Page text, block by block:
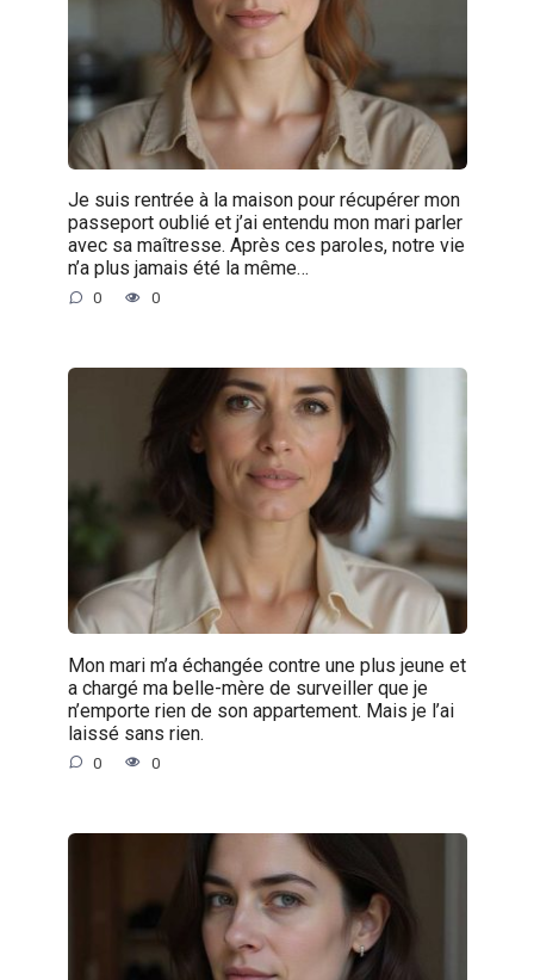
Je suis rentrée à la maison pour récupérer mon
passeport oublié et j’ai entendu mon mari parler
avec sa maîtresse. Après ces paroles, notre vie
n’a plus jamais été la même…
0 0
Mon mari m’a échangée contre une plus jeune et
a chargé ma belle-mère de surveiller que je
n’emporte rien de son appartement. Mais je l’ai
laissé sans rien.
0 0